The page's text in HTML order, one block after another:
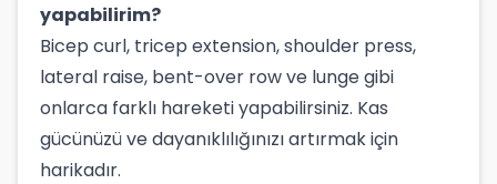
yapabilirim?
Bicep curl, tricep extension, shoulder press,
lateral raise, bent-over row ve lunge gibi
onlarca farklı hareketi yapabilirsiniz. Kas
gücünüzü ve dayanıklılığınızı artırmak için
harikadır.